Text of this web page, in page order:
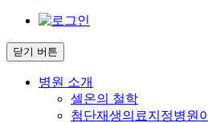
닫기 버튼
병원 소개
셀온의 철학
첨단재생의료지정병원